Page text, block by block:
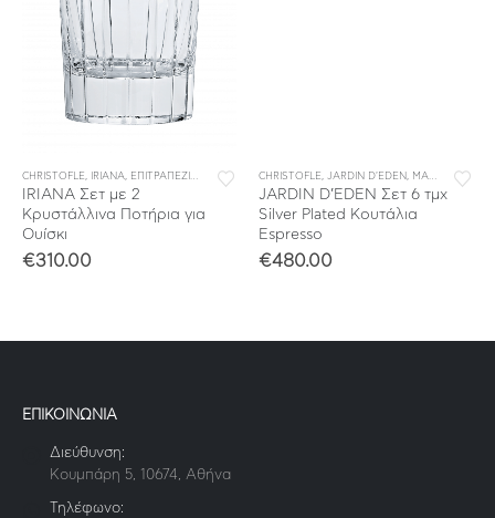
ΜΑΧΑΙΡΟΠΙΡΟΥΝΑ ,ΣΥΛΛΟΓΕΣ
CHRISTOFLE, IRIANA, ΕΠΙΤΡΑΠΕΖΙΑ ΕΙΔΗ , ΚΡΥΣΤΑΛΛΟ ,ΣΥΛΛΟΓΕΣ
IRIANA Σετ με 2
Κρυστάλλινα Ποτήρια για
Ουίσκι
€310.00
CHRISTOFLE, JARDIN D'EDEN, ΜΑΧΑΙΡΟΠΙΡΟΥΝΑ
JARDIN D’EDEN Σετ 6 τμχ
Silver Plated Κουτάλια
Espresso
€480.00
ΕΠΙΚΟΙΝΩΝΙΑ
Διεύθυνση:
Κουμπάρη 5, 10674, Αθήνα
Τηλέφωνο: